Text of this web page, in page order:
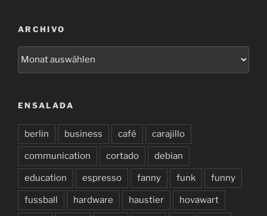
ARCHIVO
ENSALADA
berlin business café carajillo
communication cortado debian
education espresso fanny funk funny
fussball hardware haustier hovawart